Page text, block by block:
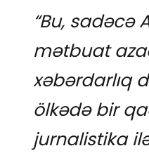
“Bu, sadəcə
mətbuat
xəbərdarlıq
ölkədə bir
jurnalistika